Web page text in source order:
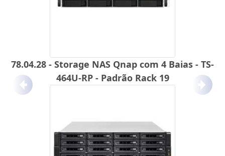
78.04.28 - Storage NAS Qnap com 4 Baias - TS-
464U-RP - Padrão Rack 19
Anterior